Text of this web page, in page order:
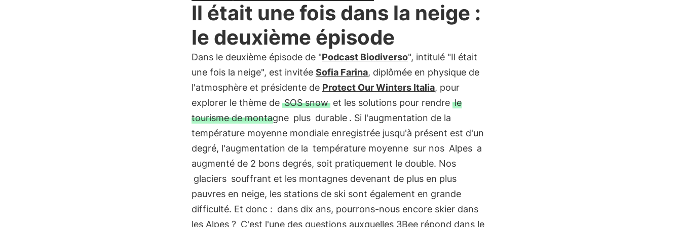
Il était une fois dans la neige :
le deuxième épisode
Dans le deuxième épisode de "Podcast Biodiverso", intitulé "Il était
une fois la neige", est invitée Sofia Farina, diplômée en physique de
l'atmosphère et présidente de Protect Our Winters Italia, pour
explorer le thème de SOS snowet les solutions pour rendre le
tourisme de montagne plus durable . Si l'augmentation de la
température moyenne mondiale enregistrée jusqu'à présent est d'un
degré, l'augmentation de la température moyenne sur nos Alpes a
augmenté de 2 bons degrés, soit pratiquement le double. Nos
glaciers souffrant et les montagnes devenant de plus en plus
pauvres en neige, les stations de ski sont également en grande
difficulté. Et donc : dans dix ans, pourrons-nous encore skier dans
les Alpes ? C'est l'une des questions auxquelles 3Bee répond dans le